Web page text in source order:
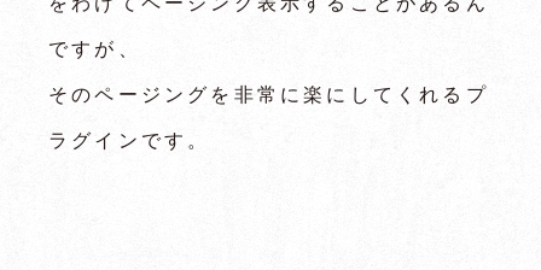
ですが、
そのページングを非常に楽にしてくれるプ
ラグインです。
お問い合わせ
ブログ
お知らせ